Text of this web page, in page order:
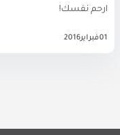
ارحم نفسك!
01فبراير2016